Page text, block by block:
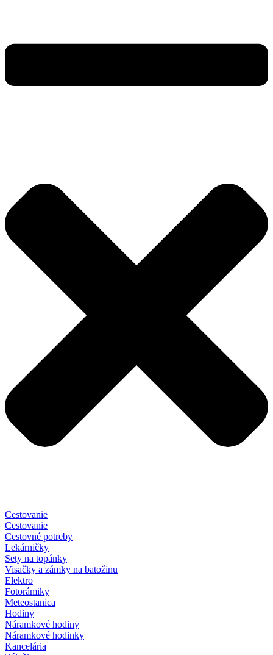
Cestovanie
Cestovanie
Cestovné potreby
Lekárničky
Sety na topánky
Visačky a zámky na batožinu
Elektro
Fotorámiky
Meteostanica
Hodiny
Náramkové hodiny
Náramkové hodinky
Kancelária